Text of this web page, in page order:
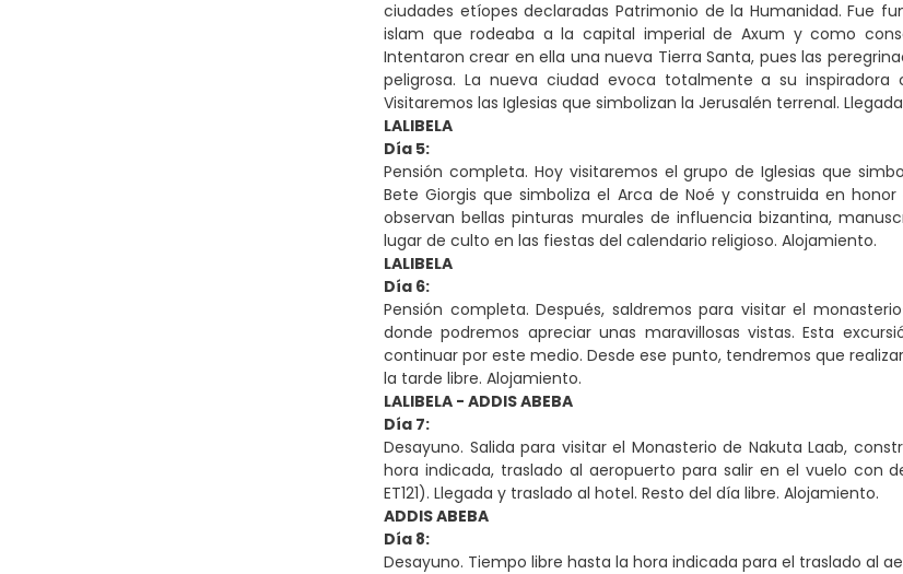
ciudades etíopes declaradas Patrimonio de la Humanidad. Fue
islam que rodeaba a la capital imperial de Axum y como
Intentaron crear en ella una nueva Tierra Santa, pues las
peligrosa. La nueva ciudad evoca totalmente a su
Visitaremos las Iglesias que simbolizan la Jerusalén terrenal.
LALIBELA
Día 5:
Pensión completa. Hoy visitaremos el grupo de Iglesias que
Bete Giorgis que simboliza el Arca de Noé y construida en
observan bellas pinturas murales de influencia bizantina,
lugar de culto en las fiestas del calendario religioso. Alojamiento.
LALIBELA
Día 6:
Pensión completa. Después, saldremos para visitar el
donde podremos apreciar unas maravillosas vistas. Esta
continuar por este medio. Desde ese punto, tendremos que
la tarde libre. Alojamiento.
LALIBELA - ADDIS ABEBA
Día 7:
Desayuno. Salida para visitar el Monasterio de Nakuta Laab,
hora indicada, traslado al aeropuerto para salir en el vuelo con
ET121). Llegada y traslado al hotel. Resto del día libre. Alojamiento.
ADDIS ABEBA
Día 8:
Desayuno. Tiempo libre hasta la hora indicada para el traslado al